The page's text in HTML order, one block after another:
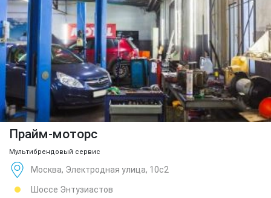
Прайм-моторс
Мультибрендовый сервис
Москва, Электродная улица, 10с2
Шоссе Энтузиастов